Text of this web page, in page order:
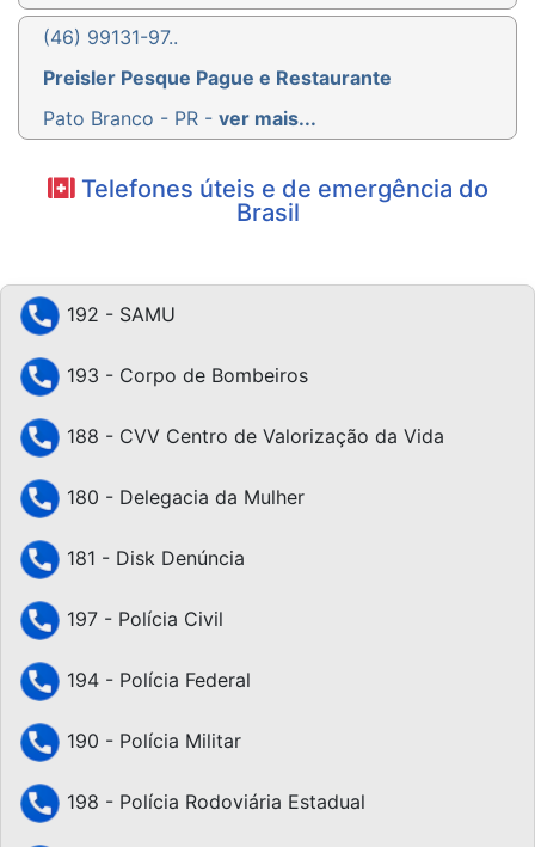
(46) 99131-97..
Preisler Pesque Pague e Restaurante
Pato Branco - PR - ver mais...
Telefones úteis e de emergência do
Brasil
192 - SAMU
193 - Corpo de Bombeiros
188 - CVV Centro de Valorização da Vida
180 - Delegacia da Mulher
181 - Disk Denúncia
197 - Polícia Civil
194 - Polícia Federal
190 - Polícia Militar
198 - Polícia Rodoviária Estadual